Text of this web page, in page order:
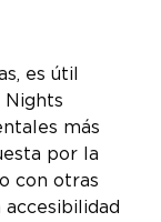
es útil
Nights
más
por la
con otras